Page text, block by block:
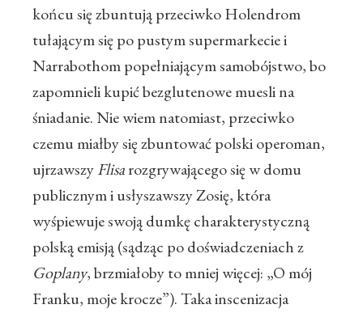
końcu się zbuntują przeciwko Holendrom
tułającym się po pustym supermarkecie i
Narrabothom popełniającym samobójstwo, bo
zapomnieli kupić bezglutenowe muesli na
śniadanie. Nie wiem natomiast, przeciwko
czemu miałby się zbuntować polski operoman,
ujrzawszyFlisarozgrywającego się w domu
publicznym i usłyszawszy Zosię, która
wyśpiewuje swoją dumkę charakterystyczną
polską emisją (sądząc po doświadczeniach z
Goplany, brzmiałoby to mniej więcej: „O mój
Franku, moje krocze”). Taka inscenizacja